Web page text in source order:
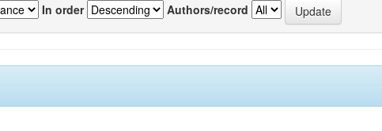
In order Authors/record